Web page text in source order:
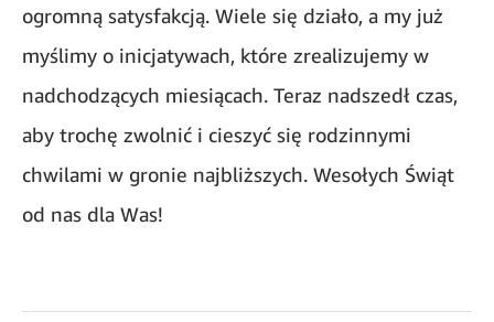
ogromną satysfakcją. Wiele się działo, a my już
myślimy o inicjatywach, które zrealizujemy w
nadchodzących miesiącach. Teraz nadszedł czas,
aby trochę zwolnić i cieszyć się rodzinnymi
chwilami w gronie najbliższych. Wesołych Świąt
od nas dla Was!